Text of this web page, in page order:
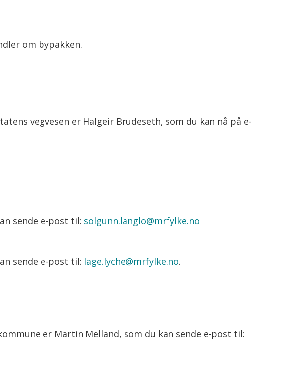
om bypakken.
vegvesen er Halgeir Brudeseth, som du kan nå på e-
sende e-post til: solgunn.langlo@mrfylke.no
sende e-post til: lage.lyche@mrfylke.no.
er Martin Melland, som du kan sende e-post til: